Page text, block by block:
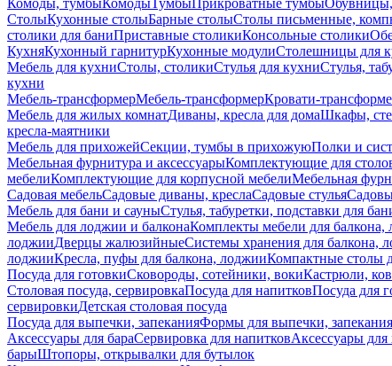
Комоды, тумбыКомодыТумбыПрикроватные тумбы
СтолыКухонные столыБарные столыСтолы письменные,
столики для баниПриставные столикиКонсольные столики
КухняКухонный гарнитурКухонные модулиСтолешницы для
Мебель для кухниСтолы, столикиСтулья для кухниСтулья,
кухни
Мебель-трансформерМебель-трансформерКровати-
Мебель для жилых комнатДиваны, кресла для домаШкафы,
кресла-маятники
Мебель для прихожейСекции, тумбы в прихожуюПолки и
Мебельная фурнитура и аксессуарыКомплектующие для
мебелиКомплектующие для корпусной мебелиМебельная
Садовая мебельСадовые диваны, креслаСадовые стулья
Мебель для бани и сауныСтулья, табуретки, подставки для
Мебель для лоджии и балконаКомплекты мебели для балкона,
лоджииДверцы жалюзийныеСистемы хранения для балкона,
лоджииКресла, пуфы для балкона, лоджииКомпактные столы
Посуда для готовкиСковороды, сотейники, вокиКастрюли,
Столовая посуда, сервировкаПосуда для напитковПосуда для
сервировкиДетская столовая посуда
Посуда для выпечки, запеканияФормы для выпечки, запекания
Аксессуары для бараСервировка для напитковАксессуары для
барыШтопоры, открывалки для бутылок